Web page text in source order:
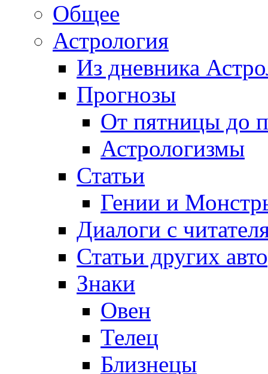
Общее
Астрология
Из дневника
Прогнозы
От пятницы до
Астрологизмы
Статьи
Гении и
Диалоги с
Статьи других
Знаки
Овен
Телец
Близнецы